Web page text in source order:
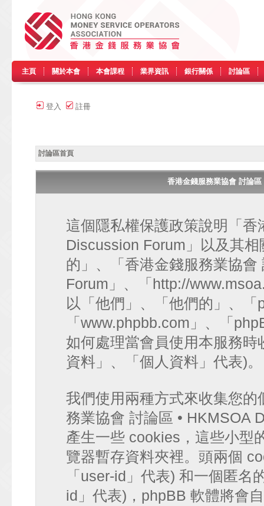
主頁 關於本會 本會課程 業界資訊 銀行關係 討論區
登入 註冊
討論區首頁
香港金錢服務業協會 討論
這個隱私權保護政策說明「香
Discussion Forum」以及其
的」、「香港金錢服務業協
Forum」、「http://
以「他們」、「他們的」、「
「www.phpbb.com」、「
如何處理當會員使用本服務
資料」、「個人資料」代表)。
我們使用兩種方式來收集您
務業協會 討論區 • HKMSOA
產生一些 cookies，這些小型
覽器暫存資料夾裡。頭兩個
「user-id」代表) 和一個匿
id」代表)，phpBB 軟體將會